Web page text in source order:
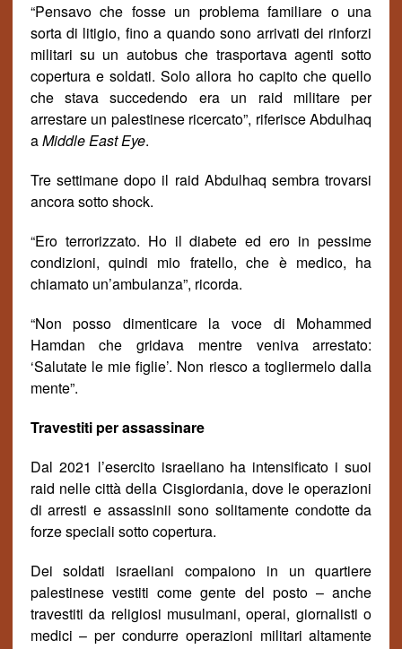
“Pensavo che fosse un problema familiare o una
sorta di litigio, fino a quando sono arrivati dei rinforzi
militari su un autobus che trasportava agenti sotto
copertura e soldati. Solo allora ho capito che quello
che stava succedendo era un raid militare per
arrestare un palestinese ricercato”, riferisce Abdulhaq
aMiddle East Eye.
Tre settimane dopo il raid Abdulhaq sembra trovarsi
ancora sotto shock.
“Ero terrorizzato. Ho il diabete ed ero in pessime
condizioni, quindi mio fratello, che è medico, ha
chiamato un’ambulanza”, ricorda.
“Non posso dimenticare la voce di Mohammed
Hamdan che gridava mentre veniva arrestato:
‘Salutate le mie figlie’. Non riesco a togliermelo dalla
mente”.
Travestiti per assassinare
Dal 2021 l’esercito israeliano ha intensificato i suoi
raid nelle cittàdella Cisgiordania, dove le operazioni
di arresti e assassinii sono solitamente condotte da
forze speciali sotto copertura.
Dei soldati israeliani compaiono in un quartiere
palestinese vestiti come gente del posto – anche
travestiti da religiosi musulmani, operai, giornalisti o
medici – per condurre operazioni militari altamente